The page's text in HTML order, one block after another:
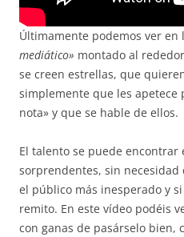
Últimamente podemos ver en
mediático» montado al
se creen estrellas, que
simplemente que les apetece
nota» y que se hable de ellos.
El talento se puede encontrar
sorprendentes, sin necesidad
el público más inesperado y
remito. En este vídeo podéis
con ganas de pasárselo bien,